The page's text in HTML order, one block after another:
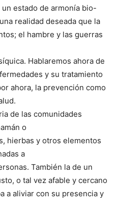
estado de armonía bio-
realidad deseada que la
el hambre y las guerras
Hablaremos ahora de
y su tratamiento
ahora, la prevención como
de las comunidades
o
hierbas y otros elementos
a
También la de un
o tal vez afable y cercano
a aliviar con su presencia y